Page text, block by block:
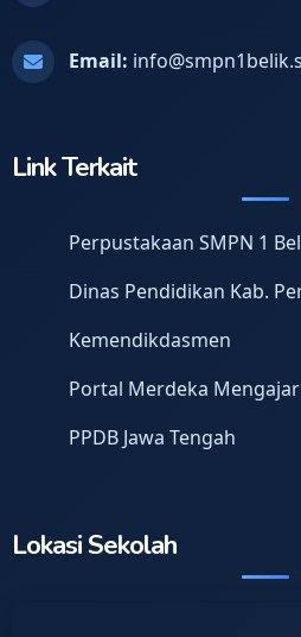
Email:
Link Terkait
Perpustakaan SMPN 1
Dinas Pendidikan Kab.
Kemendikdasmen
Portal Merdeka Mengajar
PPDB Jawa Tengah
Lokasi Sekolah